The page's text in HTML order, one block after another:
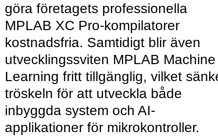
göra företagets professionella
MPLAB XC Pro-kompilatorer
kostnadsfria. Samtidigt blir även
utvecklingssviten MPLAB Machine
Learning fritt tillgänglig, vilket
tröskeln för att utveckla både
inbyggda system och AI-
applikationer för mikrokontroller.